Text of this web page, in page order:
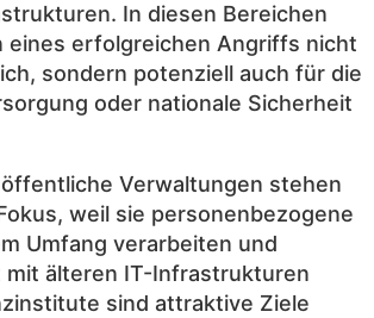
In diesen Bereichen
eines erfolgreichen Angriffs nicht
sondern potenziell auch für die
oder nationale Sicherheit
Verwaltungen stehen
weil sie personenbezogene
Umfang verarbeiten und
älteren IT-Infrastrukturen
sind attraktive Ziele